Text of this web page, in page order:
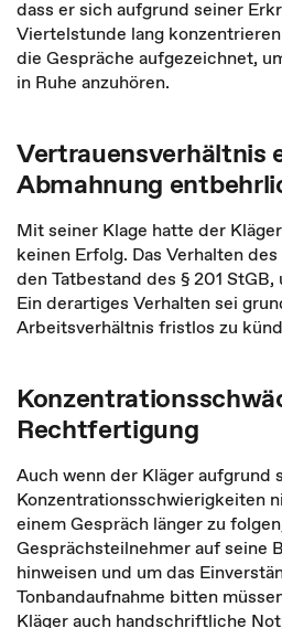
dass er sich aufgrund seiner
Viertelstunde lang
die Gespräche aufgezeichnet,
in Ruhe anzuhören.
Vertrauensverhältnis
Abmahnung
Mit seiner Klage hatte der
keinen Erfolg. Das Verhalten
den Tatbestand des § 201
Ein derartiges Verhalten sei
Arbeitsverhältnis fristlos zu
Rechtfertigung
Auch wenn der Kläger aufgrund
Konzentrationsschwierigkeiten
einem Gespräch länger zu
Gesprächsteilnehmer auf seine
hinweisen und um das
Tonbandaufnahme bitten
Kläger auch handschriftliche